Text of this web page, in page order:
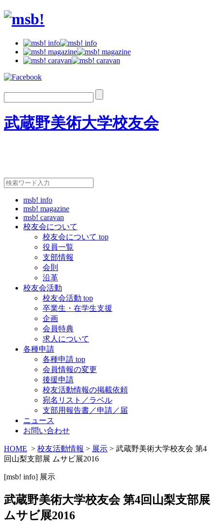
武蔵野美術大学校友会
msb! info
msb! magazine
msb! caravan
校友会について
校友会について top
役員一覧
支部情報
会則
沿革
校友会活動
校友会活動 top
卒業生・在学生支援
企画
会員特典
求人について
各種申請
各種申請 top
会員情報の変更
後援申請
校友活動情報の掲載依頼
宛名リスト／ラベル
支部用報告書／申請／届
ニュース
お問い合わせ
HOME > 校友活動情報 > 展示 > 武蔵野美術大学校友会 第4
回山梨支部展 ムサビ展2016
[msb! info] 展示
武蔵野美術大学校友会 第4回山梨支部展
ムサビ展2016